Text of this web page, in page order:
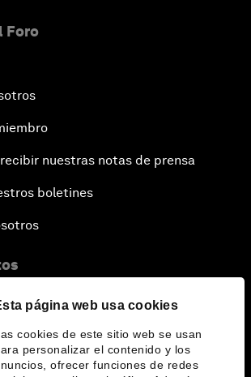
página web usa cookies
cookies de este sitio web se usan
personalizar el contenido y los
ofrecer funciones de redes
Foro
nuestras notas de prensa
boletines
el Foro